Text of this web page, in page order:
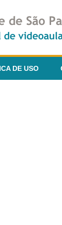
DE USO